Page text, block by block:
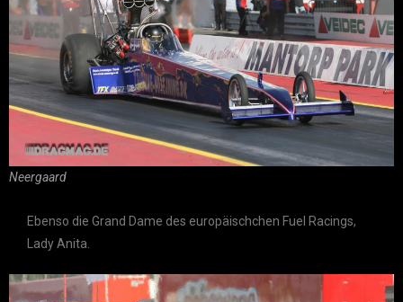
Neergaard
Ebenso die Grand Dame des europäischchen Fuel Racings,
Lady Anita.